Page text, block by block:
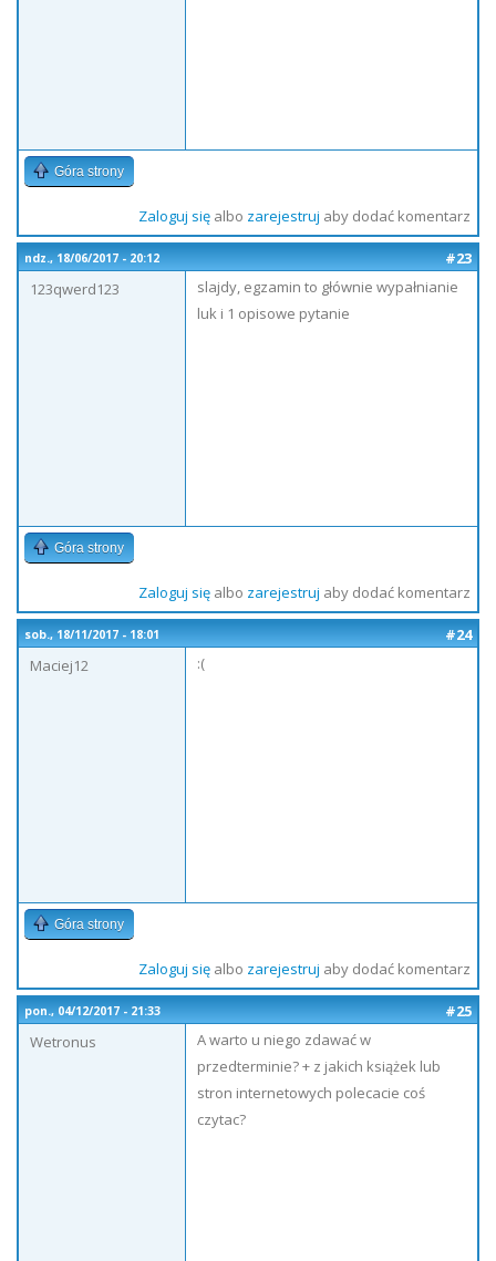
Góra strony
Zaloguj sięalbo zarejestruj aby dodać komentarz
ndz., 18/06/2017 - 20:12
#23
123qwerd123
slajdy, egzamin to głównie wypałnianie
luk i 1 opisowe pytanie
Góra strony
Zaloguj sięalbo zarejestruj aby dodać komentarz
sob., 18/11/2017 - 18:01
#24
Maciej12
:(
Góra strony
Zaloguj sięalbo zarejestruj aby dodać komentarz
pon., 04/12/2017 - 21:33
#25
Wetronus
A warto u niego zdawać w
przedterminie? + z jakich książek lub
stron internetowych polecacie coś
czytac?